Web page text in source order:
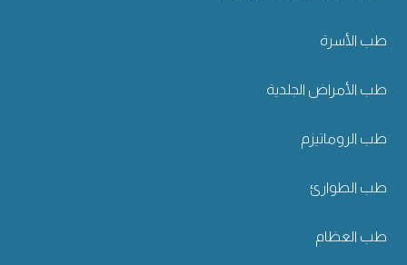
طب الأسرة
طب الأمراض الجلدية
طب الروماتيزم
طب الطوارئ
طب العظام